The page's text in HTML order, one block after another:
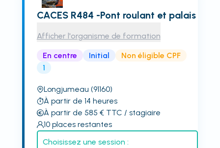
CACES R484 -Pont roulant et palais
Afficher l'organisme de formation
En centre Initial
Non éligible CPF
1
Longjumeau (91160)
À partir de 14 heures
À partir de 585 € TTC / stagiaire
10 places restantes
Choisissez une session :